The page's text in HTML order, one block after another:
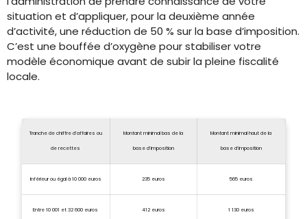
situation et d’appliquer, pour la deuxième année
d’activité, une réduction de 50 % sur la base d’imposition.
C’est une bouffée d’oxygène pour stabiliser votre
modèle économique avant de subir la pleine fiscalité
locale.
Tranche de chiffre d’affaires ou
de recettes
Montant minimal bas de la
base d’imposition
Montant minimal haut de la
base d’imposition
Inférieur ou égal à 10 000 euros 235 euros 565 euros
Entre 10 001 et 32 600 euros 412 euros 1 130 euros